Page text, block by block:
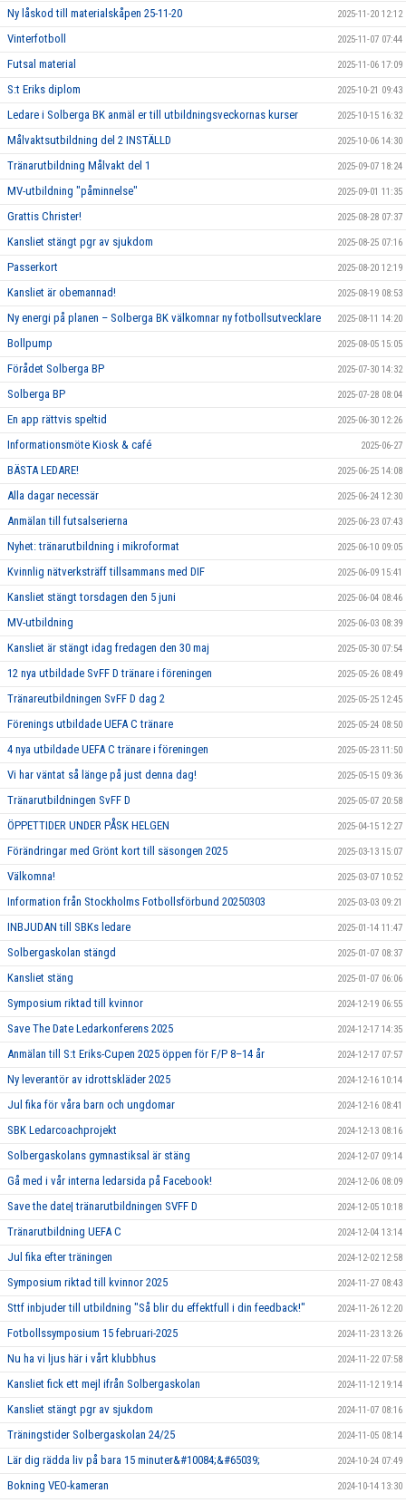
Ny låskod till materialskåpen 25-11-20 2025-11-20 12:12
Vinterfotboll 2025-11-07 07:44
Futsal material 2025-11-06 17:09
S:t Eriks diplom 2025-10-21 09:43
Ledare i Solberga BK anmäl er till utbildningsveckornas kurser 2025-10-15 16:32
Målvaktsutbildning del 2 INSTÄLLD 2025-10-06 14:30
Tränarutbildning Målvakt del 1 2025-09-07 18:24
MV-utbildning "påminnelse" 2025-09-01 11:35
Grattis Christer! 2025-08-28 07:37
Kansliet stängt pgr av sjukdom 2025-08-25 07:16
Passerkort 2025-08-20 12:19
Kansliet är obemannad! 2025-08-19 08:53
Ny energi på planen – Solberga BK välkomnar ny fotbollsutvecklare 2025-08-11 14:20
Bollpump 2025-08-05 15:05
Förådet Solberga BP 2025-07-30 14:32
Solberga BP 2025-07-28 08:04
En app rättvis speltid 2025-06-30 12:26
Informationsmöte Kiosk & café 2025-06-27
BÄSTA LEDARE! 2025-06-25 14:08
Alla dagar necessär 2025-06-24 12:30
Anmälan till futsalserierna 2025-06-23 07:43
Nyhet: tränarutbildning i mikroformat 2025-06-10 09:05
Kvinnlig nätverksträff tillsammans med DIF 2025-06-09 15:41
Kansliet stängt torsdagen den 5 juni 2025-06-04 08:46
MV-utbildning 2025-06-03 08:39
Kansliet är stängt idag fredagen den 30 maj 2025-05-30 07:54
12 nya utbildade SvFF D tränare i föreningen 2025-05-26 08:49
Tränareutbildningen SvFF D dag 2 2025-05-25 12:45
Förenings utbildade UEFA C tränare 2025-05-24 08:50
4 nya utbildade UEFA C tränare i föreningen 2025-05-23 11:50
Vi har väntat så länge på just denna dag! 2025-05-15 09:36
Tränarutbildningen SvFF D 2025-05-07 20:58
ÖPPETTIDER UNDER PÅSK HELGEN 2025-04-15 12:27
Förändringar med Grönt kort till säsongen 2025 2025-03-13 15:07
Välkomna! 2025-03-07 10:52
Information från Stockholms Fotbollsförbund 20250303 2025-03-03 09:21
INBJUDAN till SBKs ledare 2025-01-14 11:47
Solbergaskolan stängd 2025-01-07 08:37
Kansliet stäng 2025-01-07 06:06
Symposium riktad till kvinnor 2024-12-19 06:55
Save The Date Ledarkonferens 2025 2024-12-17 14:35
Anmälan till S:t Eriks-Cupen 2025 öppen för F/P 8–14 år 2024-12-17 07:57
Ny leverantör av idrottskläder 2025 2024-12-16 10:14
Jul fika för våra barn och ungdomar 2024-12-16 08:41
SBK Ledarcoachprojekt 2024-12-13 08:16
Solbergaskolans gymnastiksal är stäng 2024-12-07 09:14
Gå med i vår interna ledarsida på Facebook! 2024-12-06 08:09
Save the date| tränarutbildningen SVFF D 2024-12-05 10:18
Tränarutbildning UEFA C 2024-12-04 13:14
Jul fika efter träningen 2024-12-02 12:58
Symposium riktad till kvinnor 2025 2024-11-27 08:43
Sttf inbjuder till utbildning "Så blir du effektfull i din feedback!" 2024-11-26 12:20
Fotbollssymposium 15 februari-2025 2024-11-23 13:26
Nu ha vi ljus här i vårt klubbhus 2024-11-22 07:58
Kansliet fick ett mejl ifrån Solbergaskolan 2024-11-12 19:14
Kansliet stängt pgr av sjukdom 2024-11-07 08:16
Träningstider Solbergaskolan 24/25 2024-11-05 08:14
Lär dig rädda liv på bara 15 minuter&#10084;&#65039; 2024-10-24 07:49
Bokning VEO-kameran 2024-10-14 13:30